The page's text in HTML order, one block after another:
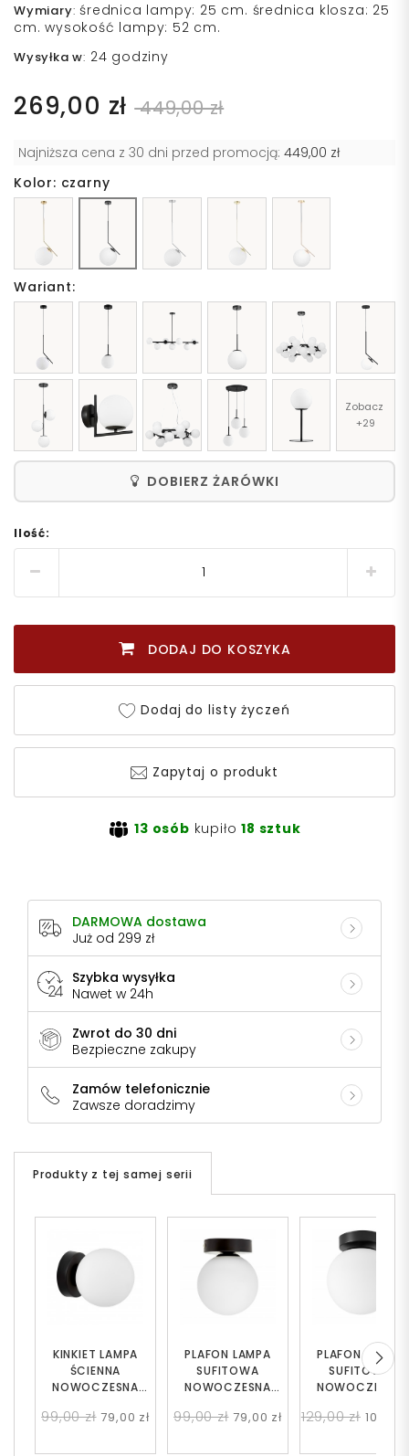
Wymiary: średnica lampy: 25 cm. średnica klosza: 25
cm. wysokość lampy: 52 cm.
Wysyłka w: 24 godziny
269,00 zł 449,00 zł
Najniższa cena z 30 dni przed promocją: 449,00 zł
Kolor: czarny
Wariant:
Zobacz
+29
DOBIERZ ŻARÓWKI
Ilość:
DODAJ DO KOSZYKA
Dodaj do listy życzeń
Zapytaj o produkt
13 osób kupiło18 sztuk
DARMOWA dostawa
Już od 299 zł
Szybka wysyłka
Nawet w 24h
Zwrot do 30 dni
Bezpieczne zakupy
Zamów telefonicznie
Zawsze doradzimy
Produkty z tej samej serii
KINKIET LAMPA
ŚCIENNA
NOWOCZESNA
MARSIADA W1
99,00 zł 79,00 zł
PLAFON LAMPA
SUFITOWA
NOWOCZESNA
MARSIADA W1
99,00 zł 79,00 zł
PLAFON LAMPA
SUFITOWA
NOWOCZESNA
FREDICA
129,00 zł 109,00